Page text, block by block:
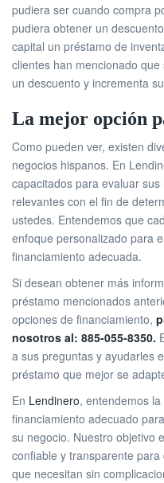
pudiera ser cuando compra
pudiera obtener un
capital un préstamo de
clientes han mencionado
un descuento y incrementa
La mejor opción
Como pueden ver, existen
negocios hispanos. En
capacitados para evaluar
relevantes con el fin de
ustedes. Entendemos que
enfoque personalizado para
financiamiento adecuada.
Si desean obtener más
préstamo mencionados
opciones de financiamiento,
nosotros al: 885-055-8350.
a sus preguntas y ayudarles
préstamo que mejor se
En Lendinero, entendemos
financiamiento adecuado
su negocio. Nuestro objetivo
confiable y transparente
que necesitan sin